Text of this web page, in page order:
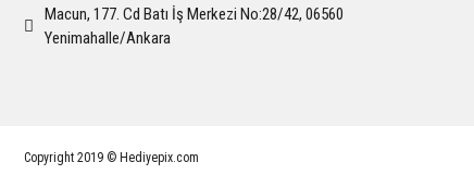
Macun, 177. Cd Batı İş Merkezi No:28/42, 06560
Yenimahalle/Ankara
Copyright 2019 © Hediyepix.com